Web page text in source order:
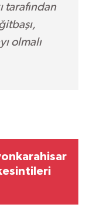
tarafından
olmalı